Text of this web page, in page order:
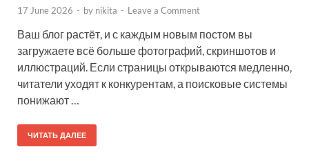
17 June 2026 - by nikita - Leave a Comment
Ваш блог растёт, и с каждым новым постом вы
загружаете всё больше фотографий, скриншотов и
иллюстраций. Если страницы открываются медленно,
читатели уходят к конкурентам, а поисковые системы
понижают …
ЧИТАТЬ ДАЛЕЕ